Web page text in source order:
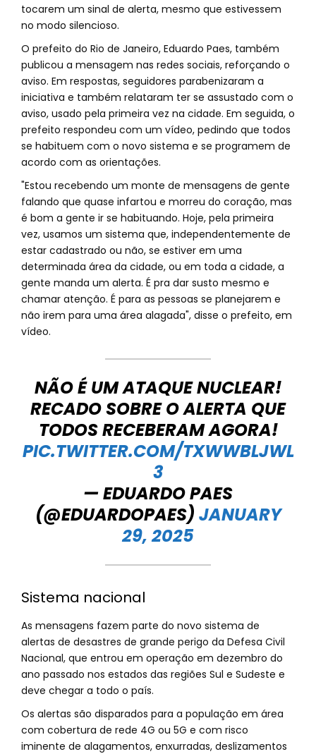
tocarem um sinal de alerta, mesmo que estivessem
no modo silencioso.
O prefeito do Rio de Janeiro, Eduardo Paes, também
publicou a mensagem nas redes sociais, reforçando o
aviso. Em respostas, seguidores parabenizaram a
iniciativa e também relataram ter se assustado com o
aviso, usado pela primeira vez na cidade. Em seguida, o
prefeito respondeu com um vídeo, pedindo que todos
se habituem com o novo sistema e se programem de
acordo com as orientações.
"Estou recebendo um monte de mensagens de gente
falando que quase infartou e morreu do coração, mas
é bom a gente ir se habituando. Hoje, pela primeira
vez, usamos um sistema que, independentemente de
estar cadastrado ou não, se estiver em uma
determinada área da cidade, ou em toda a cidade, a
gente manda um alerta. É pra dar susto mesmo e
chamar atenção. É para as pessoas se planejarem e
não irem para uma área alagada", disse o prefeito, em
vídeo.
NÃO É UM ATAQUE NUCLEAR!
RECADO SOBRE O ALERTA QUE
TODOS RECEBERAM AGORA!
PIC.TWITTER.COM/TXWWBLJWL
3
— EDUARDO PAES
(@EDUARDOPAES) JANUARY
29, 2025
Sistema nacional
As mensagens fazem parte do novo sistema de
alertas de desastres de grande perigo da Defesa Civil
Nacional, que entrou em operação em dezembro do
ano passado nos estados das regiões Sul e Sudeste e
deve chegar a todo o país.
Os alertas são disparados para a população em área
com cobertura de rede 4G ou 5G e com risco
iminente de alagamentos, enxurradas, deslizamentos